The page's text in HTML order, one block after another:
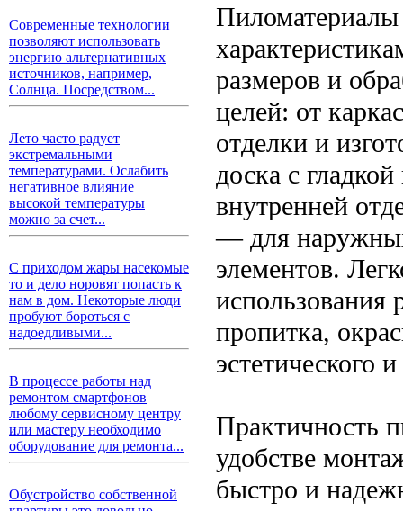
Современные технологии
позволяют использовать
энергию альтернативных
источников, например,
Солнца. Посредством...
Лето часто радует
экстремальными
температурами. Ослабить
негативное влияние
высокой температуры
можно за счет...
С приходом жары насекомые
то и дело норовят попасть к
нам в дом. Некоторые люди
пробуют бороться с
надоедливыми...
В процессе работы над
ремонтом смартфонов
любому сервисному центру
или мастеру необходимо
оборудование для ремонта...
Обустройство собственной
размеров и
целей: от
отделки и
доска с
внутренней
— для
элементов.
использования
пропитка,
эстетического
Практичность
удобстве
быстро и